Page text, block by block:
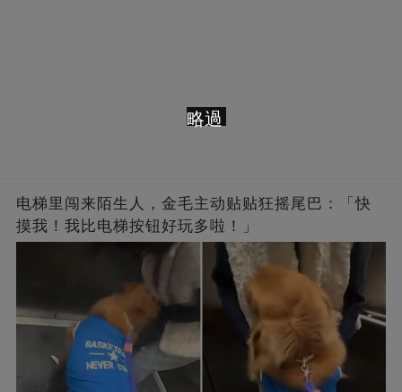
电梯里闯来陌生人，金毛主动贴贴狂摇尾巴：「快
摸我！我比电梯按钮好玩多啦！」
略過